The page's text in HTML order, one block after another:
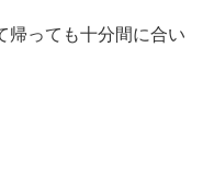
帰っても十分間に合い